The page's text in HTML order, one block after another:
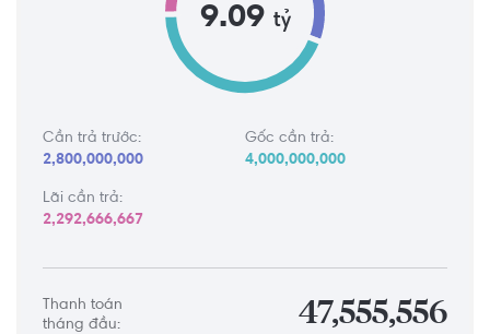
9.09 tỷ
Cần trả trước:
2,800,000,000
Gốc cần trả:
4,000,000,000
Lãi cần trả:
2,292,666,667
Thanh toán
tháng đầu:
47,555,556